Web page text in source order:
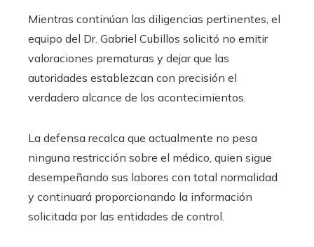
Mientras continúan las diligencias pertinentes, el
equipo del Dr. Gabriel Cubillos solicitó no emitir
valoraciones prematuras y dejar que las
autoridades establezcan con precisión el
verdadero alcance de los acontecimientos.
La defensa recalca que actualmente no pesa
ninguna restricción sobre el médico, quien sigue
desempeñando sus labores con total normalidad
y continuará proporcionando la información
solicitada por las entidades de control.